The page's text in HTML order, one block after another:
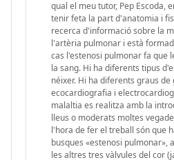
qual el meu tutor, Pep Escoda,
tenir feta la part d'anatomia i
recerca d'informació sobre la
l'artèria pulmonar i està
cas l'estenosi pulmonar fa que
la sang. Hi ha diferents tipus
néixer. Hi ha diferents graus
ecocardiografia i
malaltia es realitza amb la
lleus o moderats moltes
l'hora de fer el treball són que
busques «estenosi
les altres tres vàlvules del cor